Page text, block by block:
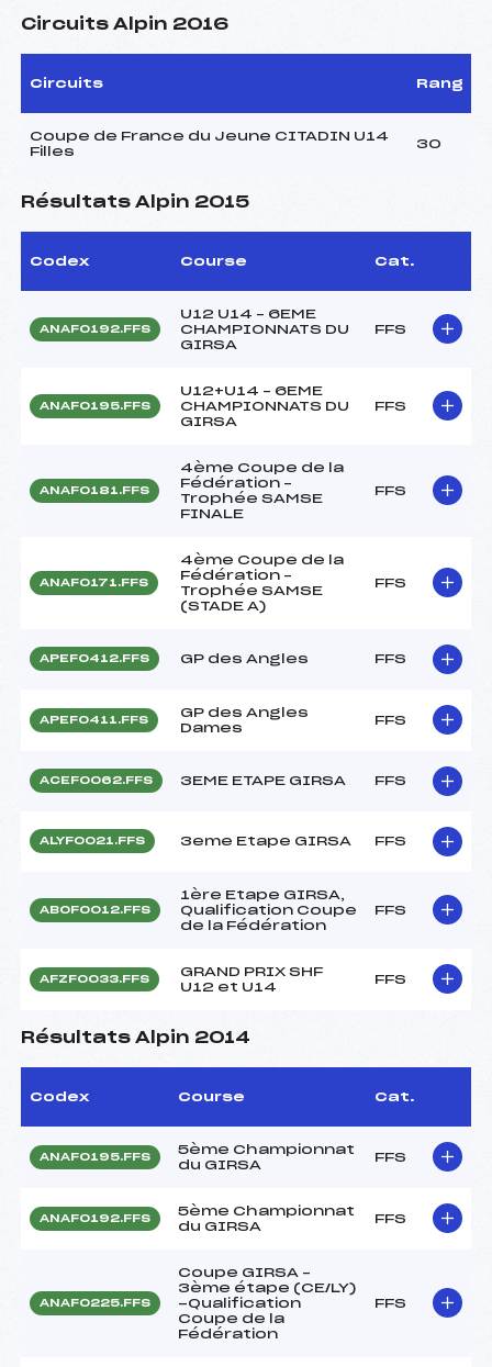
Circuits Alpin 2016
Circuits Rang
Coupe de France du Jeune CITADIN U14
Filles
30
Résultats Alpin 2015
Codex Course Cat.
ANAF0192.FFS
U12 U14 – 6EME
CHAMPIONNATS DU
GIRSA
FFS
ANAF0195.FFS
U12+U14 – 6EME
CHAMPIONNATS DU
GIRSA
FFS
ANAF0181.FFS
4ème Coupe de la
Fédération –
Trophée SAMSE
FINALE
FFS
ANAF0171.FFS
4ème Coupe de la
Fédération –
Trophée SAMSE
(STADE A)
FFS
APEF0412.FFS GP des Angles FFS
APEF0411.FFS
GP des Angles
Dames
FFS
ACEF0062.FFS 3EME ETAPE GIRSA FFS
ALYF0021.FFS 3eme Etape GIRSA FFS
ABOF0012.FFS
1ère Etape GIRSA,
Qualification Coupe
de la Fédération
FFS
AFZF0033.FFS
GRAND PRIX SHF
U12 et U14
FFS
Résultats Alpin 2014
Codex Course Cat.
ANAF0195.FFS
5ème Championnat
du GIRSA
FFS
ANAF0192.FFS
5ème Championnat
du GIRSA
FFS
ANAF0225.FFS
Coupe GIRSA –
3ème étape (CE/LY)
-Qualification
Coupe de la
Fédération
FFS